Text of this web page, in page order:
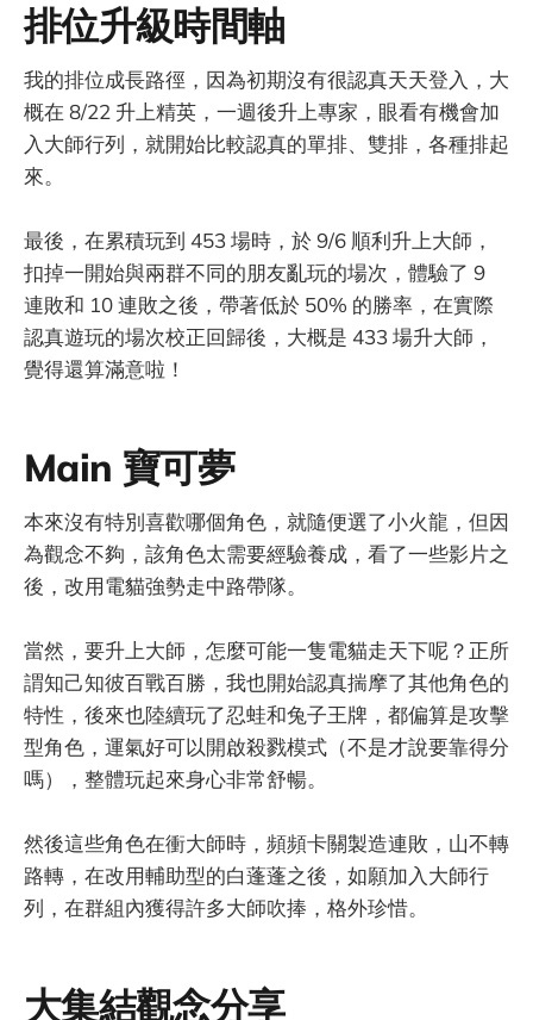
排位升級時間軸
我的排位成長路徑，因為初期沒有很認真天天登入，大
概在 8/22 升上精英，一週後升上專家，眼看有機會加
入大師行列，就開始比較認真的單排、雙排，各種排起
來。
最後，在累積玩到 453 場時，於 9/6 順利升上大師，
扣掉一開始與兩群不同的朋友亂玩的場次，體驗了 9
連敗和 10 連敗之後，帶著低於 50% 的勝率，在實際
認真遊玩的場次校正回歸後，大概是 433 場升大師，
覺得還算滿意啦！
Main 寶可夢
本來沒有特別喜歡哪個角色，就隨便選了小火龍，但因
為觀念不夠，該角色太需要經驗養成，看了一些影片之
後，改用電貓強勢走中路帶隊。
當然，要升上大師，怎麼可能一隻電貓走天下呢？正所
謂知己知彼百戰百勝，我也開始認真揣摩了其他角色的
特性，後來也陸續玩了忍蛙和兔子王牌，都偏算是攻擊
型角色，運氣好可以開啟殺戮模式（不是才說要靠得分
嗎），整體玩起來身心非常舒暢。
然後這些角色在衝大師時，頻頻卡關製造連敗，山不轉
路轉，在改用輔助型的白蓬蓬之後，如願加入大師行
列，在群組內獲得許多大師吹捧，格外珍惜。
大集結觀念分享